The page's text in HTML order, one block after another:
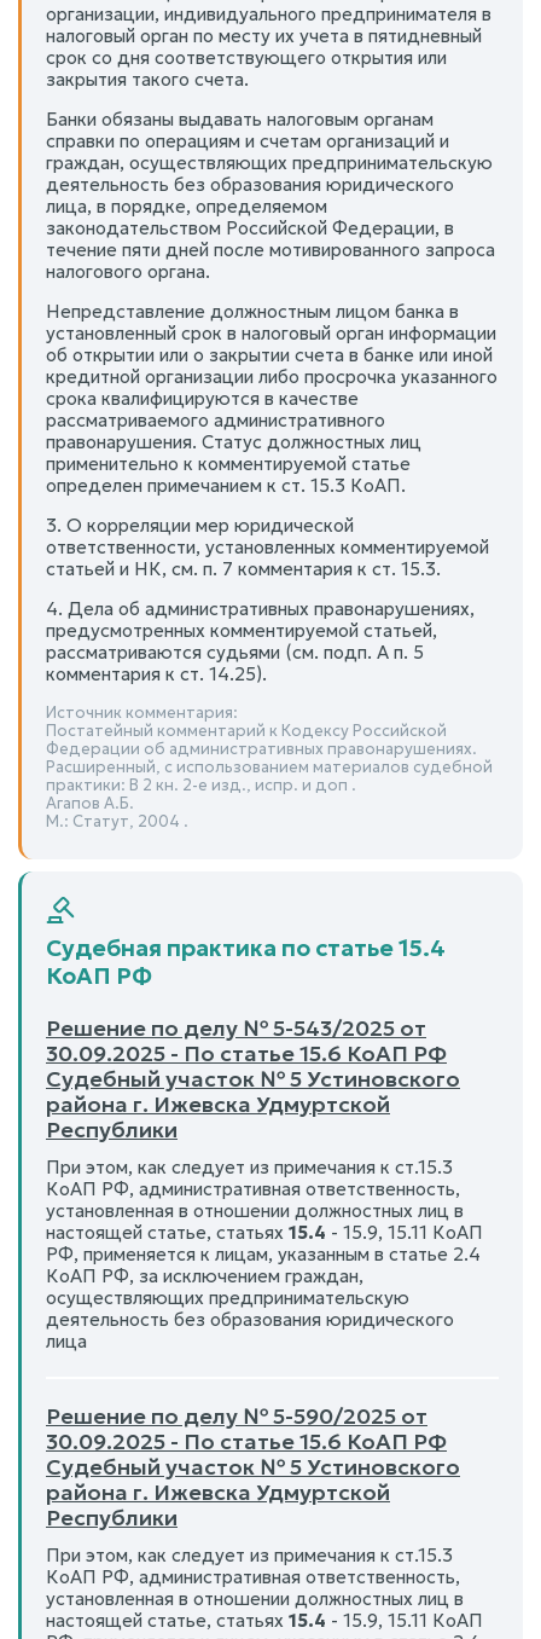
организации, индивидуального предпринимателя в
налоговый орган по месту их учета в пятидневный
срок со дня соответствующего открытия или
закрытия такого счета.
Банки обязаны выдавать налоговым органам
справки по операциям и счетам организаций и
граждан, осуществляющих предпринимательскую
деятельность без образования юридического
лица, в порядке, определяемом
законодательством Российской Федерации, в
течение пяти дней после мотивированного запроса
налогового органа.
Непредставление должностным лицом банка в
установленный срок в налоговый орган информации
об открытии или о закрытии счета в банке или иной
кредитной организации либо просрочка указанного
срока квалифицируются в качестве
рассматриваемого административного
правонарушения. Статус должностных лиц
применительно к комментируемой статье
определен примечанием к ст. 15.3 КоАП.
3. О корреляции мер юридической
ответственности, установленных комментируемой
статьей и НК, см. п. 7 комментария к ст. 15.3.
4. Дела об административных правонарушениях,
предусмотренных комментируемой статьей,
рассматриваются судьями (см. подп. А п. 5
комментария к ст. 14.25).
Источник комментария:
Постатейный комментарий к Кодексу Российской
Федерации об административных правонарушениях.
Расширенный, с использованием материалов судебной
практики: В 2 кн. 2-е изд., испр. и доп .
Агапов А.Б.
М.: Статут, 2004 .
Судебная практика по статье 15.4
КоАП РФ
Решение по делу № 5-543/2025 от
30.09.2025 - По статье 15.6 КоАП РФ
Судебный участок № 5 Устиновского
района г. Ижевска Удмуртской
Республики
При этом, как следует из примечания к ст.15.3
КоАП РФ, административная ответственность,
установленная в отношении должностных лиц в
настоящей статье, статьях 15.4 - 15.9, 15.11 КоАП
РФ, применяется к лицам, указанным в статье 2.4
КоАП РФ, за исключением граждан,
осуществляющих предпринимательскую
деятельность без образования юридического
лица
Решение по делу № 5-590/2025 от
30.09.2025 - По статье 15.6 КоАП РФ
Судебный участок № 5 Устиновского
района г. Ижевска Удмуртской
Республики
При этом, как следует из примечания к ст.15.3
КоАП РФ, административная ответственность,
установленная в отношении должностных лиц в
настоящей статье, статьях 15.4 - 15.9, 15.11 КоАП